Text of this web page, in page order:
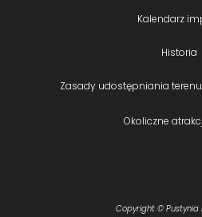
Kalendarz
Historia
Zasady udostępniania terenu
Okoliczne
Copyright © Pustynia